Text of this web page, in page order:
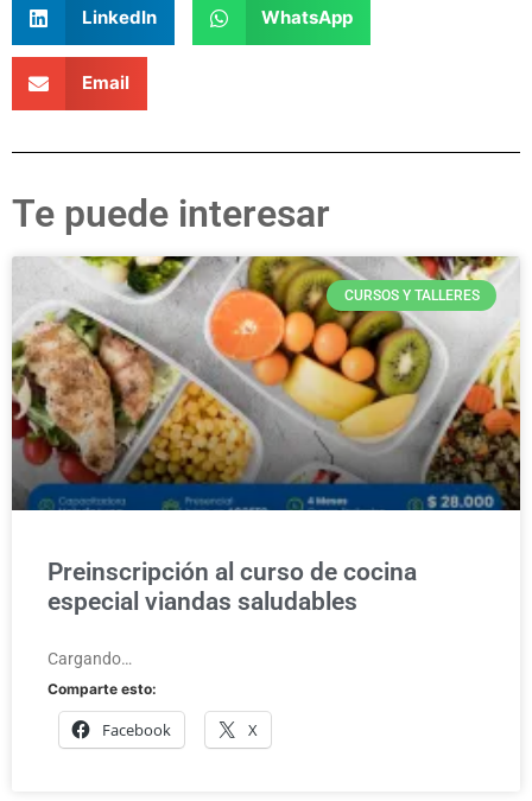
LinkedIn WhatsApp
Email
Te puede interesar
CURSOS Y TALLERES
Preinscripción al curso de cocina
especial viandas saludables
Cargando…
Comparte esto:
Facebook X